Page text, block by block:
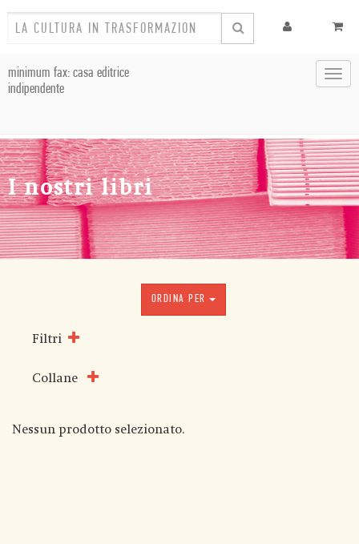
minimum fax: casa editrice
indipendente
I nostri libri
ORDINA PER
Filtri
Collane
Nessun prodotto selezionato.